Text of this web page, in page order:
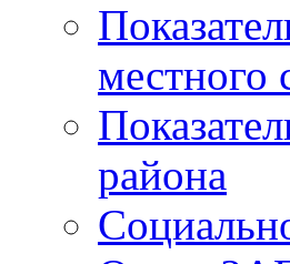
местного
района